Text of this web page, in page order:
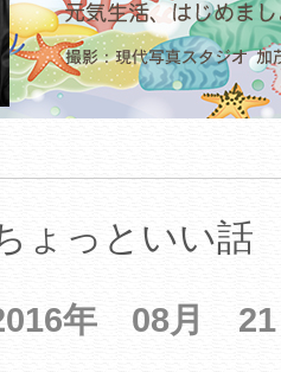
ょっといい話
年 08月